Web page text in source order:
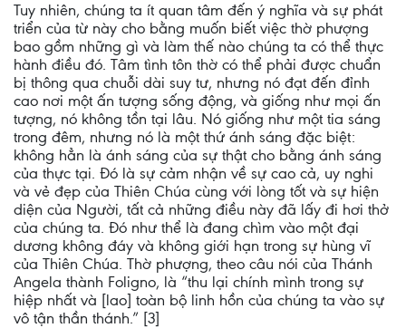
Tuy nhiên, chúng ta ít quan tâm đến ý nghĩa và sự phát
triển của từ này cho bằng muốn biết việc thờ phượng
bao gồm những gì và làm thế nào chúng ta có thể thực
hành điều đó. Tâm tình tôn thờ có thể phải được chuẩn
bị thông qua chuỗi dài suy tư, nhưng nó đạt đến đỉnh
cao nơi một ấn tượng sống động, và giống như mọi ấn
tượng, nó không tồn tại lâu. Nó giống như một tia sáng
trong đêm, nhưng nó là một thứ ánh sáng đặc biệt:
không hẳn là ánh sáng của sự thật cho bằng ánh sáng
của thực tại. Đó là sự cảm nhận về sự cao cả, uy nghi
và vẻ đẹp của Thiên Chúa cùng với lòng tốt và sự hiện
diện của Người, tất cả những điều này đã lấy đi hơi thở
của chúng ta. Đó như thể là đang chìm vào một đại
dương không đáy và không giới hạn trong sự hùng vĩ
của Thiên Chúa. Thờ phượng, theo câu nói của Thánh
Angela thành Foligno, là “thu lại chính mình trong sự
hiệp nhất và [lao] toàn bộ linh hồn của chúng ta vào sự
vô tận thần thánh.” [3]